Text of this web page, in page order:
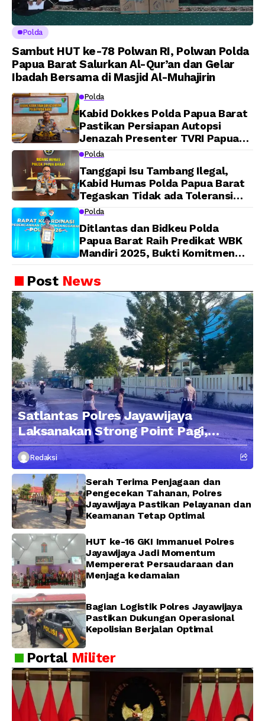
Polda
Sambut HUT ke-78 Polwan RI, Polwan Polda
Papua Barat Salurkan Al-Qur’an dan Gelar
Ibadah Bersama di Masjid Al-Muhajirin
Polda
Kabid Dokkes Polda Papua Barat
Pastikan Persiapan Autopsi
Jenazah Presenter TVRI Papua
Barat Yanto Idorway Telah
Dijadwalkan Kamis
Polda
Tanggapi Isu Tambang Ilegal,
Kabid Humas Polda Papua Barat
Tegaskan Tidak ada Toleransi
bagi Oknum Anggota
Polda
Ditlantas dan Bidkeu Polda
Papua Barat Raih Predikat WBK
Mandiri 2025, Bukti Komitmen
Berintegritas
PostNews
Satlantas Polres Jayawijaya
Laksanakan Strong Point Pagi,
Edukasi Pengendara dengan
Pendekatan Humanis
Redaksi
Serah Terima Penjagaan dan
Pengecekan Tahanan, Polres
Jayawijaya Pastikan Pelayanan dan
Keamanan Tetap Optimal
HUT ke-16 GKI Immanuel Polres
Jayawijaya Jadi Momentum
Mempererat Persaudaraan dan
Menjaga kedamaian
Bagian Logistik Polres Jayawijaya
Pastikan Dukungan Operasional
Kepolisian Berjalan Optimal
Portal Militer